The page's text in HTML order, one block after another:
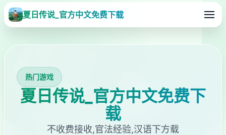
夏日传说_官方中文免费下载
热门游戏
夏日传说_官方中文免费下
载
不收费接收,官法经验,汉语下方载